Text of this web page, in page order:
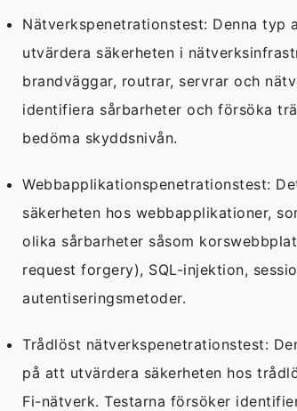
Nätverkspenetrationstest: Denna typ
utvärdera säkerheten i
brandväggar, routrar, servrar och
identifiera sårbarheter och försöka
bedöma skyddsnivån.
Webbapplikationspenetrationstest:
säkerheten hos webbapplikationer,
olika sårbarheter såsom
request forgery), SQL-injektion,
autentiseringsmetoder.
Trådlöst nätverkspenetrationstest:
på att utvärdera säkerheten hos
Fi-nätverk. Testarna försöker